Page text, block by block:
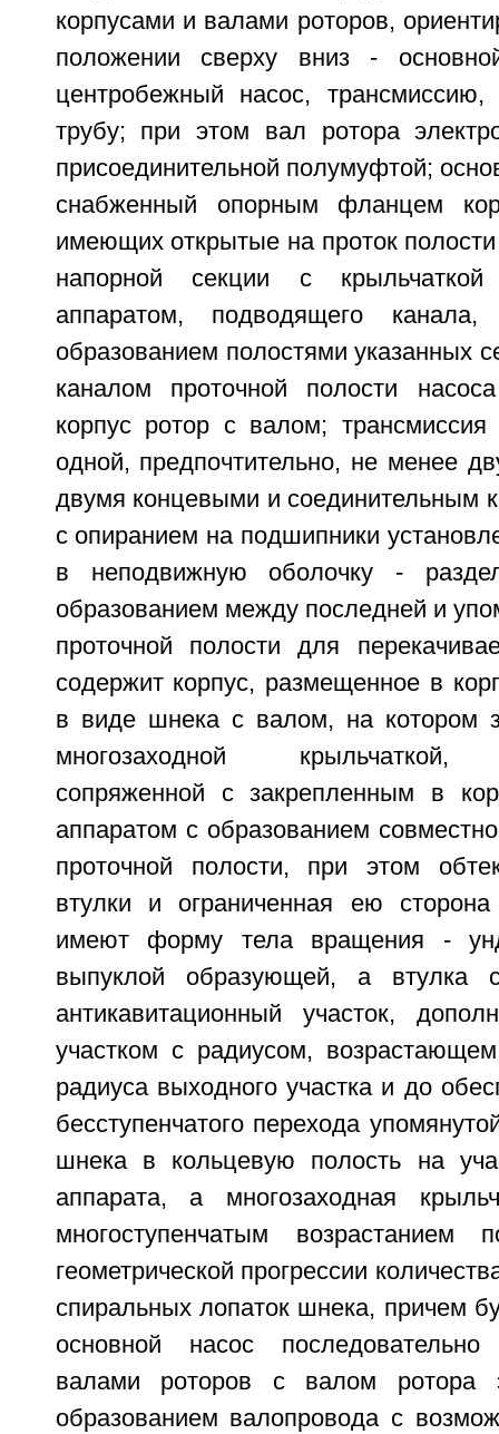
корпусами и валами роторов,
положении сверху вниз -
центробежный насос,
трубу; при этом вал ротора
присоединительной полумуфтой;
снабженный опорным фланцем
имеющих открытые на проток
напорной секции с
аппаратом, подводящего
образованием полостями указанных
каналом проточной полости
корпус ротор с валом;
одной, предпочтительно, не менее
двумя концевыми и соединительным
с опиранием на подшипники
в неподвижную оболочку -
образованием между последней и
проточной полости для
содержит корпус, размещенное в
в виде шнека с валом, на котором
многозаходной крыльчаткой,
сопряженной с закрепленным в
аппаратом с образованием
проточной полости, при этом
втулки и ограниченная ею сторона
имеют форму тела вращения -
выпуклой образующей, а втулка
антикавитационный участок,
участком с радиусом,
радиуса выходного участка и до
бесступенчатого перехода
шнека в кольцевую полость на
аппарата, а многозаходная
многоступенчатым
геометрической прогрессии
спиральных лопаток шнека, причем
основной насос
валами роторов с валом ротора
образованием валопровода с